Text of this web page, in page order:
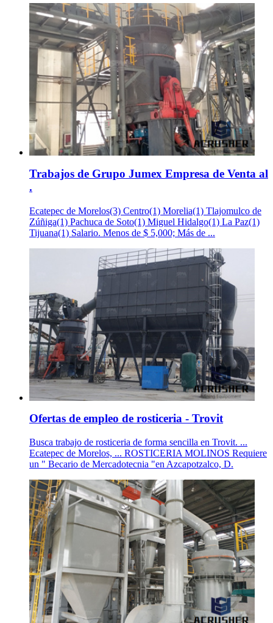
Trabajos de Grupo Jumex Empresa de Venta al
.
Ecatepec de Morelos(3) Centro(1) Morelia(1) Tlajomulco de
Zúñiga(1) Pachuca de Soto(1) Miguel Hidalgo(1) La Paz(1)
Tijuana(1) Salario. Menos de $ 5,000; Más de ...
Ofertas de empleo de rosticeria - Trovit
Busca trabajo de rosticeria de forma sencilla en Trovit. ...
Ecatepec de Morelos, ... ROSTICERIA MOLINOS Requiere
un " Becario de Mercadotecnia "en Azcapotzalco, D.